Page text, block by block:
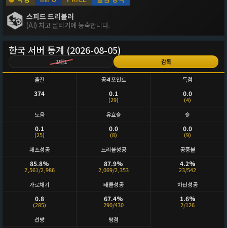
스피드 드리블러
(AI) 치고 달리기에 능숙합니다.
한국 서버 통계 (2026-08-05)
1대1 감독
출전
374
공격포인트
0.1
(29)
득점
0.0
(4)
도움
0.1
(25)
유효슛
0.0
(8)
슛
0.0
(9)
패스성공
85.8%
2,561/2,986
드리블성공
87.9%
2,069/2,353
공중볼
4.2%
23/542
가로채기
0.8
(285)
태클성공
67.4%
290/430
차단성공
1.6%
2/126
선방
평점